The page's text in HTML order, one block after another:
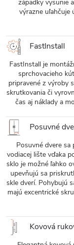
západky vysunie
výrazne uľahčuje
FastInstall
FastInstall je
sprchovacieho
pripravené z výroby
skrutkovania či
čas aj náklady a
Posuvné
Posuvné dvere
vodiacej lište vďaka
sklo je možné ľahko
upevňujú sa
skle dverí. Pohybujú
majú excentrické
Kovová